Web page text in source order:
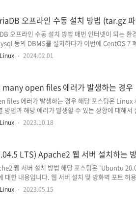
오프라인 수동 설치 방법 (tar.gz
오프라인 수동 설치 방법 매번 인터넷이 되는
등의 DBMS를 설치하다가 이번에 CentOS 7
생각보다 시간이 좀 걸리기도 했고 앞으로 종종 설
폐쇄망이라고 할지라도 서버 내에 설치에 필요한
2024.02.01
open files 에러가 발생하는 경우
files 에러가 발생하는 경우 해당 포스팅은
방법과 해당 에러가 발생할 수 있는 상황에 대
files 에러에 대해 살펴보기 위해서는 먼저 '
알아야 하는데요. Linux에서는 파일을 열면(open)
2023.10.18
LTS) Apache2 웹 서버 설치하는
웹 서버 설치 방법 해당 포스팅은 'Ubuntu
대한 내용입니다. 웹 서버 설치 및 방화벽 포트 허
대한 주의사항이 포함되어 있습니다. 1. 패키지
apt-get update //Apache2 Web Server 설치
2023.05.15